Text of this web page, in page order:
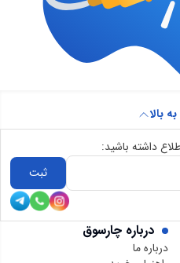
درباره چارسوق
درباره ما
بالا
داشته باشید:
ثبت